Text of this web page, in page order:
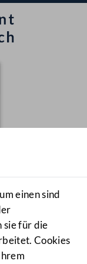
einen sind
sie für die
Cookies